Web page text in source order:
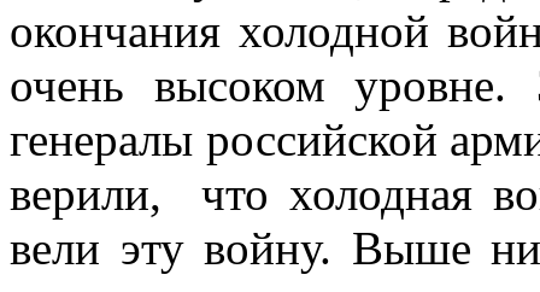
окончания холодной
очень высоком
генералы российской
верили, что холодная
вели эту войну. Выше